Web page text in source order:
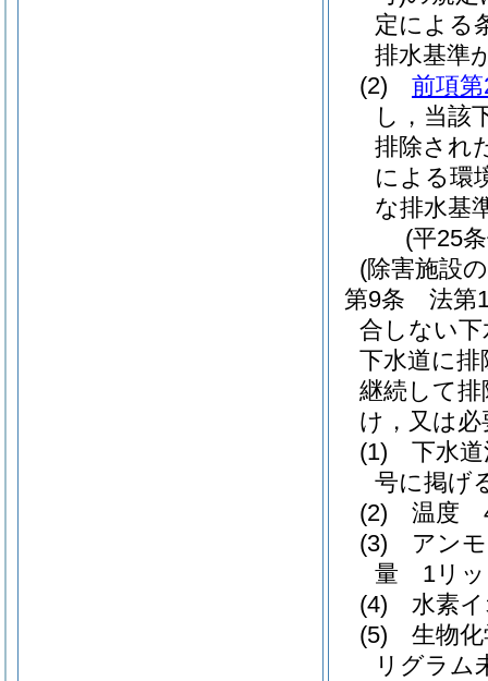
定による
排水基準
(2)
前項
し，当該
排除され
による環
な排水基
(平25
(除害施設
第9条
法第
合しない下
下水道に
継続して
け，又は
(1)
下水
号に掲げ
(2)
温度
(3)
アン
量 1リッ
(4)
水素
(5)
生物
リグラム